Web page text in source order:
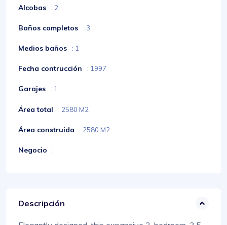
Alcobas : 2
Baños completos : 3
Medios baños : 1
Fecha contrucción : 1997
Garajes : 1
Área total : 2580 M2
Área construida : 2580 M2
Negocio :
Descripción